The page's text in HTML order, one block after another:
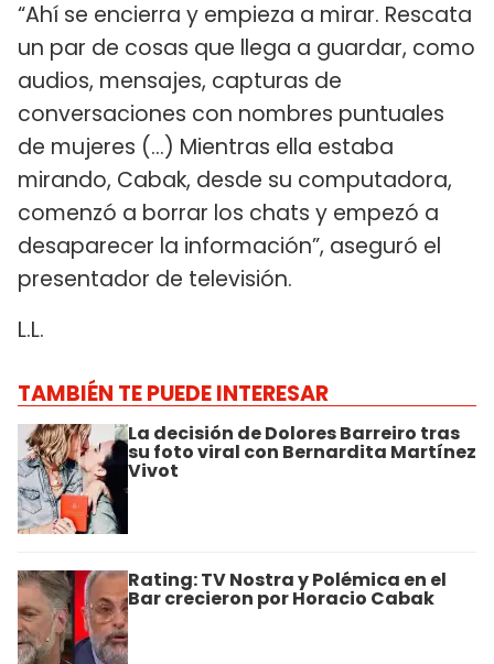
“Ahí se encierra y empieza a mirar. Rescata
un par de cosas que llega a guardar, como
audios, mensajes, capturas de
conversaciones con nombres puntuales
de mujeres (...) Mientras ella estaba
mirando, Cabak, desde su computadora,
comenzó a borrar los chats y empezó a
desaparecer la información”, aseguró el
presentador de televisión.
L.L.
TAMBIÉN TE PUEDE INTERESAR
La decisión de Dolores Barreiro tras
su foto viral con Bernardita Martínez
Vivot
Rating: TV Nostra y Polémica en el
Bar crecieron por Horacio Cabak